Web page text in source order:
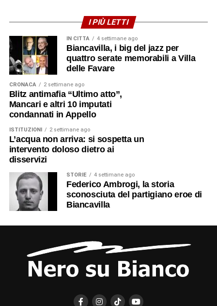
Placido Nicolosi e la cartolina dal
fronte di guerra, oltre un secolo
dopo
I PIÙ LETTI
IN CITTÀ 4 settimane ago
Biancavilla, i big del jazz per
quattro serate memorabili a Villa
delle Favare
CRONACA 2 settimane ago
Blitz antimafia “Ultimo atto”,
Mancari e altri 10 imputati
condannati in Appello
ISTITUZIONI 2 settimane ago
L’acqua non arriva: si sospetta un
intervento doloso dietro ai
disservizi
STORIE 4 settimane ago
Federico Ambrogi, la storia
sconosciuta del partigiano eroe di
Biancavilla